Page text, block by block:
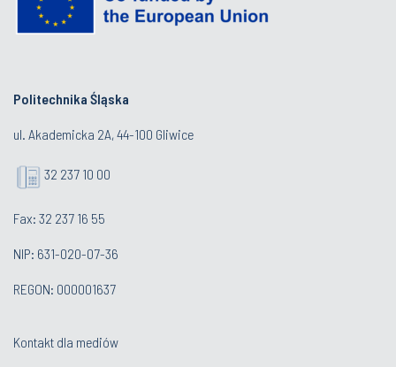
Politechnika Śląska
ul. Akademicka 2A, 44-100 Gliwice
32 237 10 00
Fax: 32 237 16 55
NIP: 631-020-07-36
REGON: 000001637
Kontakt dla mediów